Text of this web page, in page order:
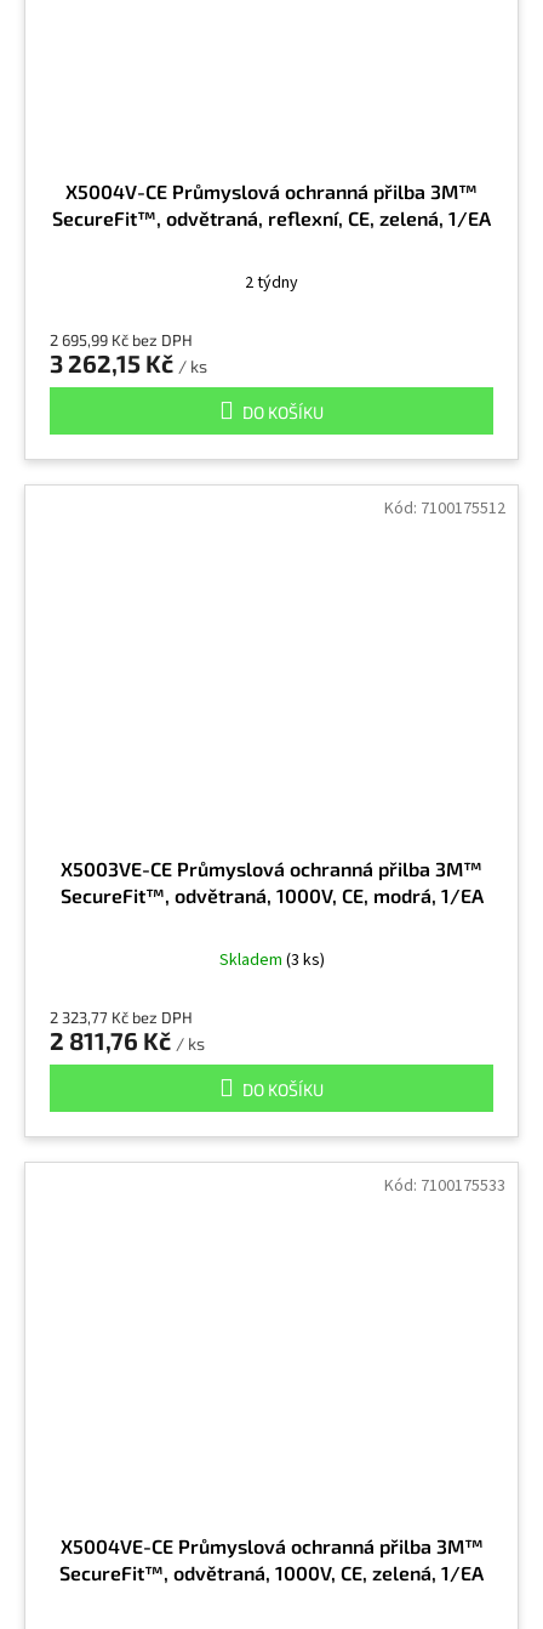
X5004V-CE Průmyslová ochranná přilba 3M™
SecureFit™, odvětraná, reflexní, CE, zelená, 1/EA
2 týdny
2 695,99 Kč bez DPH
3 262,15 Kč / ks
DO KOŠÍKU
X5003VE-CE Průmyslová ochranná přilba 3M™
SecureFit™, odvětraná, 1000V, CE, modrá, 1/EA
Skladem (3 ks)
2 323,77 Kč bez DPH
2 811,76 Kč / ks
DO KOŠÍKU
Kód: 7100175512
X5004VE-CE Průmyslová ochranná přilba 3M™
SecureFit™, odvětraná, 1000V, CE, zelená, 1/EA
Kód: 7100175533